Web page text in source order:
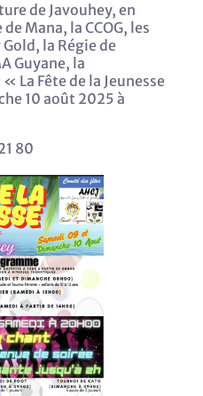
de Javouhey, en
Mana, la CCOG, les
la Régie de
Guyane, la
La Fête de la Jeunesse
10 août 2025 à
80